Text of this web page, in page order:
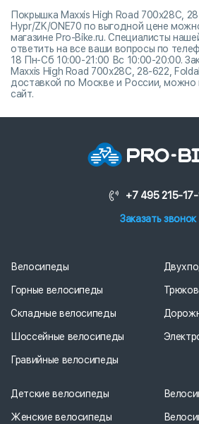
Покрышка Maxxis High Road 700x28C,
Hypr/ZK/ONE70 по выгодной цене
магазине Pro-Bike.ru. Специалисты
ответить на все ваши вопросы по
18 Пн-Сб 10:00-21:00 Вс 10:00-20:00.
Maxxis High Road 700x28C, 28-622,
доставкой по Москве и России, можно
сайт.
+7 495 215-
Заказать звонок
Велосипеды
Горные велосипеды
Складные велосипеды
Шоссейные велосипеды
Гравийные велосипеды
Детские велосипеды
Женские велосипеды